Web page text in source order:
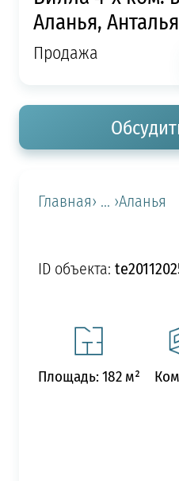
Аланья,
Продажа
Главная› ... ›Аланья
ID объекта:
Площадь: 182 м²